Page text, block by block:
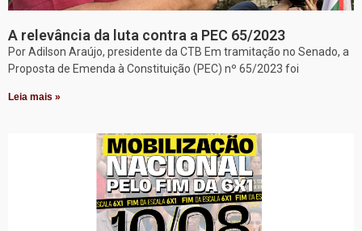
A relevância da luta contra a PEC 65/2023
Por Adilson Araújo, presidente da CTB Em tramitação no Senado, a
Proposta de Emenda à Constituição (PEC) nº 65/2023 foi
Leia mais »